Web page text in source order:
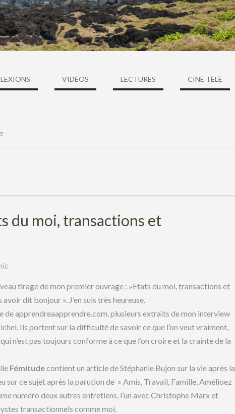
VIDÉOS LECTURES CINÉ TÉLÉ
du moi, transactions et
tirage de mon premier ouvrage : »Etats du moi, transactions et
dit bonjour ». J’en suis très heureuse.
de apprendreaapprendre.com. plusieurs extraits de mon interview
Ils portent sur la difficulté de savoir ce que l’on veut vraiment,
n’est pas toujours conforme à ce que l’on croire et la crainte de la
Fémitudecontient un article de Stéphanie Bujon sur la vie après la
sur ce sujet après la parution de » Amis, Travail, Famille, Amélioez
numéro deux autres entretiens, l’un avec Christophe Marx et
transactionnels comme moi.